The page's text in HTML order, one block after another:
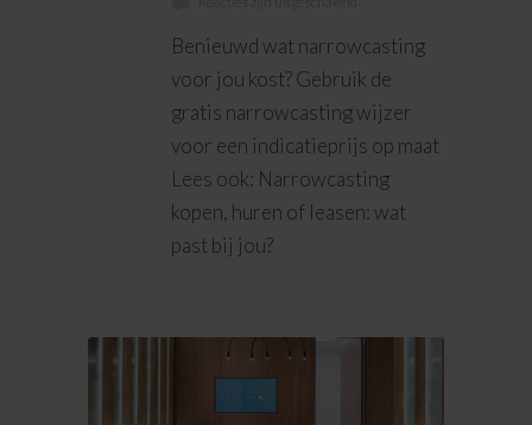
Benieuwd wat narrowcasting
voor jou kost? Gebruik de
gratis narrowcasting wijzer
voor een indicatieprijs op maat
Lees ook: Narrowcasting
kopen, huren of leasen: wat
past bij jou?